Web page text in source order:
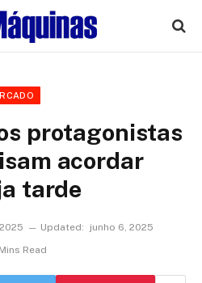
protagonistas
acordar
tarde
Updated:
junho 6, 2025
Read